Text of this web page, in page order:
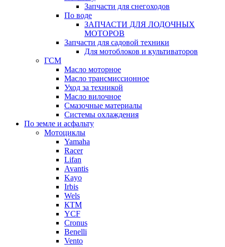
Запчасти для снегоходов
По воде
ЗАПЧАСТИ ДЛЯ ЛОДОЧНЫХ
МОТОРОВ
Запчасти для садовой техники
Для мотоблоков и культиваторов
ГСМ
Масло моторное
Масло трансмиссионное
Уход за техникой
Масло вилочное
Смазочные материалы
Системы охлаждения
По земле и асфальту
Мотоциклы
Yamaha
Racer
Lifan
Avantis
Kayo
Irbis
Wels
КТМ
YCF
Cronus
Benelli
Vento